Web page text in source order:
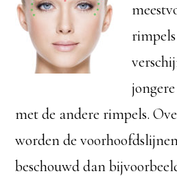
met de andere rimpels.
worden de
beschouwd dan